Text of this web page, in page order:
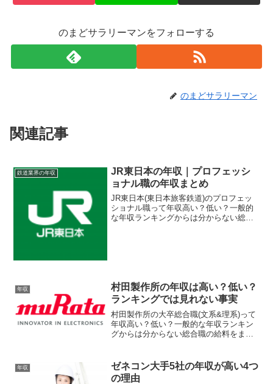
のまどサラリーマンをフォローする
のまどサラリーマン
関連記事
鉄道業界の年収
JR東日本の年収｜プロフェッシ
ョナル職の年収まとめ
JR東日本(東日本旅客鉄道)のプロフェッ
ショナル職って年収高い？低い？一般的
な年収ランキングからは分からない総合
年収
村田製作所の年収は高い？低い？
ランキングでは見れない事実
村田製作所の大卒総合職(文系&理系)って
年収高い？低い？一般的な年収ランキン
グからは分からない総合職の給料をまと
収と、役職ごとの目安年収および、福利
厚生こ...
年収
ゼネコン大手5社の年収が高い4つ
の理由